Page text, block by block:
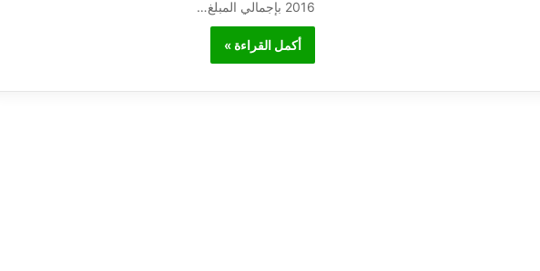
2016 بإجمالي المبلغ…
أكمل القراءة »